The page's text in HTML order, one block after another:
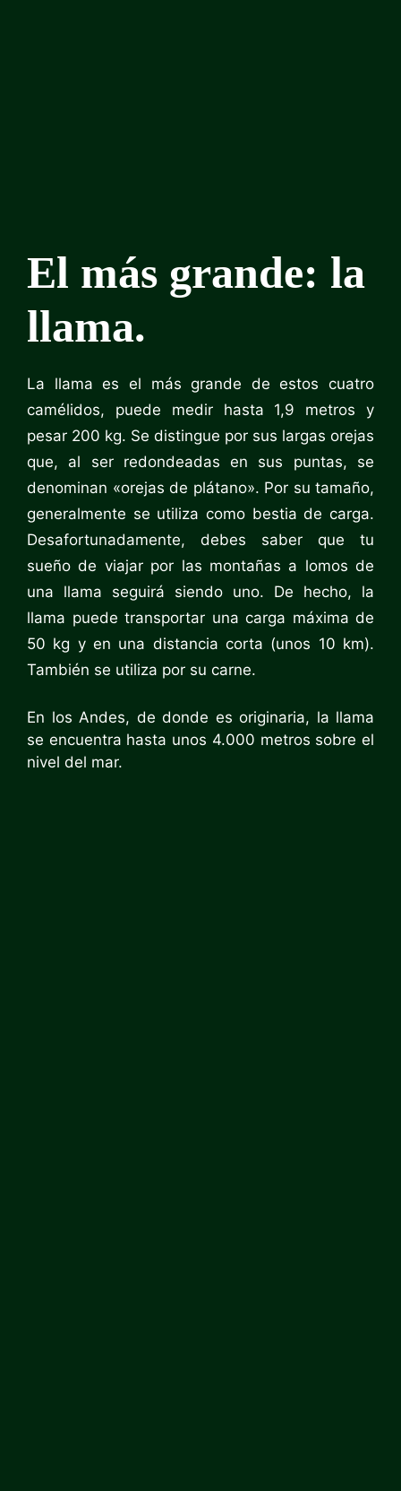
El más grande: la
llama.
La llama es el más grande de estos cuatro
camélidos, puede medir hasta 1,9 metros y
pesar 200 kg. Se distingue por sus largas orejas
que, al ser redondeadas en sus puntas, se
denominan «orejas de plátano». Por su tamaño,
generalmente se utiliza como bestia de carga.
Desafortunadamente, debes saber que tu
sueño de viajar por las montañas a lomos de
una llama seguirá siendo uno. De hecho, la
llama puede transportar una carga máxima de
50 kg y en una distancia corta (unos 10 km).
También se utiliza por su carne.
En los Andes, de donde es originaria, la llama
se encuentra hasta unos 4.000 metros sobre el
nivel del mar.